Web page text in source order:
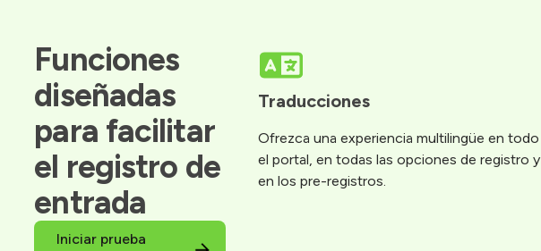
Funciones
diseñadas
para facilitar
el registro de
entrada
Iniciar prueba
Traducciones
Ofrezca una experiencia multilingüe en todo
el portal, en todas las opciones de registro y
en los pre-registros.